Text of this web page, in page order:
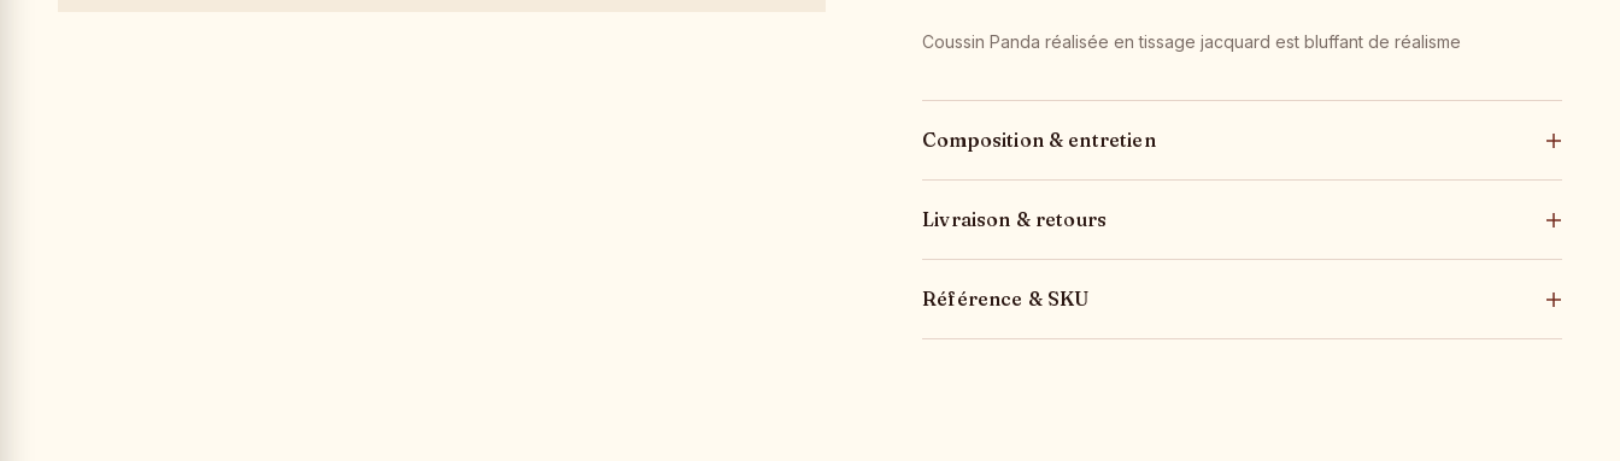
Coussin Panda réalisée en tissage jacquard est bluffant de réalisme
Composition & entretien
Livraison & retours
Référence & SKU